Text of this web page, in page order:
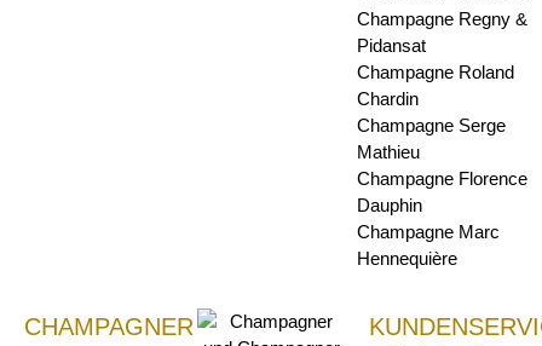
Champagne Regny &
Pidansat
Champagne Roland
Chardin
Champagne Serge
Mathieu
Champagne Florence
Dauphin
Champagne Marc
Hennequière
CHAMPAGNER